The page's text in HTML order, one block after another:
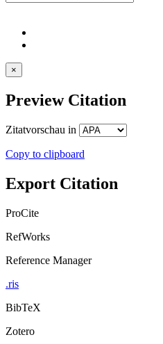
×
Preview Citation
Zitatvorschau in
Copy to clipboard
Export Citation
ProCite
RefWorks
Reference Manager
.ris
BibTeX
Zotero